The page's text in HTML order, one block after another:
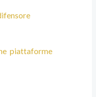
piattaforme